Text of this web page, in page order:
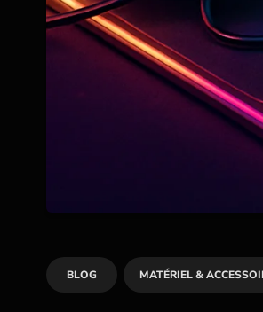
BLOG MATÉRIEL &